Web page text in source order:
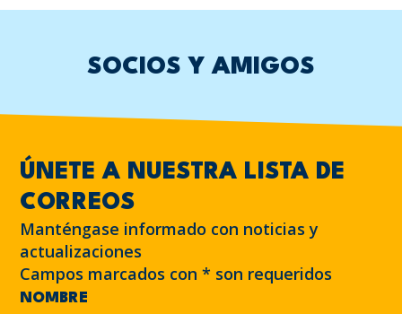
SOCIOS Y AMIGOS
ÚNETE A NUESTRA LISTA DE
CORREOS
Manténgase informado con noticias y
actualizaciones
Campos marcados con* son requeridos
NOMBRE